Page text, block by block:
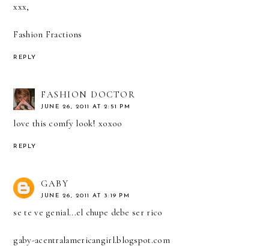
xxx,
Fashion Fractions
REPLY
FASHION DOCTOR
JUNE 26, 2011 AT 2:51 PM
love this comfy look! xoxoo
REPLY
GABY
JUNE 26, 2011 AT 3:19 PM
se te ve genial...el chupe debe ser rico
gaby-acentralamericangirl.blogspot.com